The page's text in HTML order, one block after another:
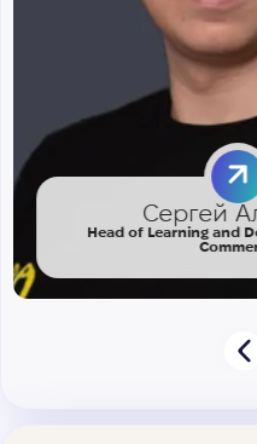
Сергей
Head of Learning and